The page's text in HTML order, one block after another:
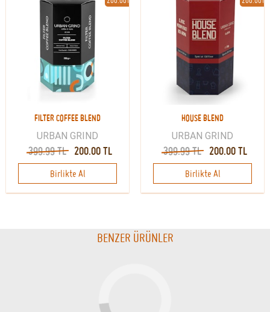
FILTER COFFEE BLEND
URBAN GRIND
399.99 TL 200.00 TL
Birlikte Al
HOUSE BLEND
URBAN GRIND
399.99 TL 200.00 TL
Birlikte Al
BENZER ÜRÜNLER